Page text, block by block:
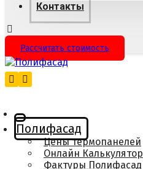
Контакты
Рассчитать стоимость
Полифасад
Цены термопанелей
Онлайн Калькулятор
Фактуры Полифасад